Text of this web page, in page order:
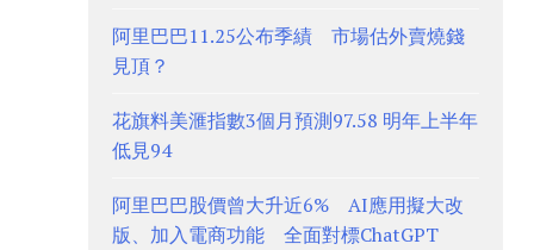
阿里巴巴11.25公布季績 市場估外賣燒錢
見頂？
花旗料美滙指數3個月預測97.58 明年上半年
低見94
阿里巴巴股價曾大升近6% AI應用擬大改
版、加入電商功能 全面對標ChatGPT